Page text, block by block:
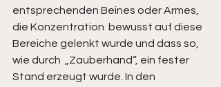
entsprechenden Beines oder Armes,
die Konzentration  bewusst auf diese
Bereiche gelenkt wurde und dass so,
wie durch  „Zauberhand“, ein fester
Stand erzeugt wurde. In den